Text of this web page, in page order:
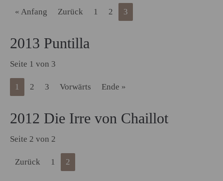
« Anfang Zurück 1 2 3
2013 Puntilla
Seite 1 von 3
1 2 3 Vorwärts Ende »
2012 Die Irre von Chaillot
Seite 2 von 2
Zurück 1 2